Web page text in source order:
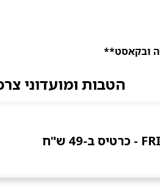
ובקאסט**
הטבות ומועדוני